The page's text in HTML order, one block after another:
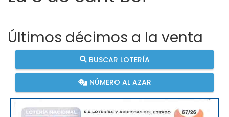
Últimos décimos a la venta
BUSCAR LOTERÍA
NÚMERO AL AZAR